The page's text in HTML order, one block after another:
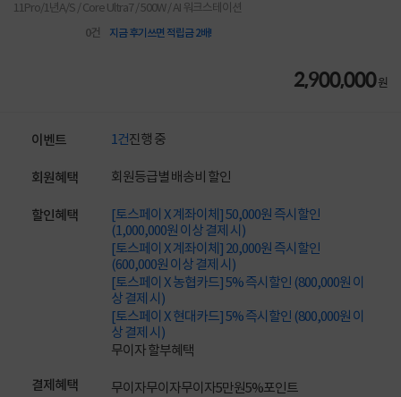
11Pro/1년A/S / Core Ultra7 / 500W / AI 워크스테이션
0건 지금 후기쓰면 적립금 2배!
2,900,000원
이벤트 1건진행 중
회원혜택 회원등급별 배송비 할인
할인혜택
[토스페이 X 계좌이체] 50,000원 즉시할인
(1,000,000원 이상 결제 시)
[토스페이 X 계좌이체] 20,000원 즉시할인
(600,000원 이상 결제 시)
[토스페이 X 농협카드] 5% 즉시할인 (800,000원 이
상 결제 시)
[토스페이 X 현대카드] 5% 즉시할인 (800,000원 이
상 결제 시)
무이자 할부혜택
결제혜택 무이자무이자무이자5만원5%포인트